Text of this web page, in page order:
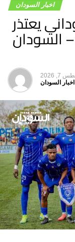
اخبار السودان
يعتذر
السودان
7, 2026
اخبار السودان